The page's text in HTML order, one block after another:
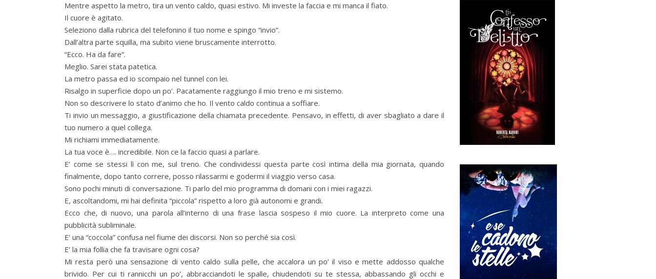
Mentre aspetto la metro, tira un vento caldo, quasi estivo. Mi investe la faccia e mi manca il fiato.
Il cuore è agitato.
Seleziono dalla rubrica del telefonino il tuo nome e spingo “invio”.
Dall’altra parte squilla, ma subito viene bruscamente interrotto.
“Ecco. Ha da fare”.
Meglio. Sarei stata patetica.
La metro passa ed io scompaio nel tunnel con lei.
Risalgo in superficie dopo un po’. Pacatamente raggiungo il mio treno e mi sistemo.
Non so descrivere lo stato d’animo che ho. Il vento caldo continua a soffiare.
Ti invio un messaggio, a giustificazione della chiamata precedente. Pensavo, in effetti, di aver sbagliato a dare il
tuo numero a quel collega.
Mi richiami immediatamente.
La tua voce è…. incredibile. Non ce la faccio quasi a parlare.
E’ come se stessi lì con me, sul treno. Che condividessi questa parte così intima della mia giornata, quando
finalmente, dopo tanto correre, posso rilassarmi e godermi il viaggio verso casa.
Sono pochi minuti di conversazione. Ti parlo del mio programma di domani con i miei ragazzi.
E, ascoltandomi, mi hai definita “piccola” rispetto a loro già autonomi e grandi.
Ecco che, di nuovo, una parola all’interno di una frase lascia sospeso il mio cuore. La interpreto come una
pubblicità subliminale.
E’ una “coccola” confusa nel fiume dei discorsi. Non so perché sia così.
E’ la mia follia che fa travisare ogni cosa?
Mi resta però una sensazione di vento caldo sulla pelle, che accalora un po’ il viso e mette addosso qualche
brivido. Per cui ti rannicchi un po’, abbracciandoti le spalle, chiudendoti su te stessa, abbassando gli occhi e